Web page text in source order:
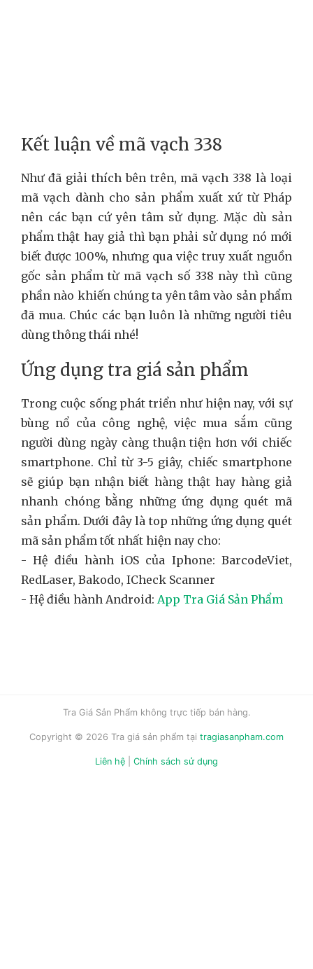
Kết luận về mã vạch 338
Như đã giải thích bên trên, mã vạch 338 là loại
mã vạch dành cho sản phẩm xuất xứ từ Pháp
nên các bạn cứ yên tâm sử dụng. Mặc dù sản
phẩm thật hay giả thì bạn phải sử dụng nó mới
biết được 100%, nhưng qua việc truy xuất nguồn
gốc sản phẩm từ mã vạch số 338 này thì cũng
phần nào khiến chúng ta yên tâm vào sản phẩm
đã mua. Chúc các bạn luôn là những người tiêu
dùng thông thái nhé!
Ứng dụng tra giá sản phẩm
Trong cuộc sống phát triển như hiện nay, với sự
bùng nổ của công nghệ, việc mua sắm cũng
người dùng ngày càng thuận tiện hơn với chiếc
smartphone. Chỉ từ 3-5 giây, chiếc smartphone
sẽ giúp bạn nhận biết hàng thật hay hàng giả
nhanh chóng bằng những ứng dụng quét mã
sản phẩm. Dưới đây là top những ứng dụng quét
mã sản phẩm tốt nhất hiện nay cho:
- Hệ điều hành iOS của Iphone: BarcodeViet,
RedLaser, Bakodo, ICheck Scanner
- Hệ điều hành Android: App Tra Giá Sản Phẩm
Tra Giá Sản Phẩm không trực tiếp bán hàng.
Copyright © 2026 Tra giá sản phẩm tại tragiasanpham.com
Liên hệ Chính sách sử dụng